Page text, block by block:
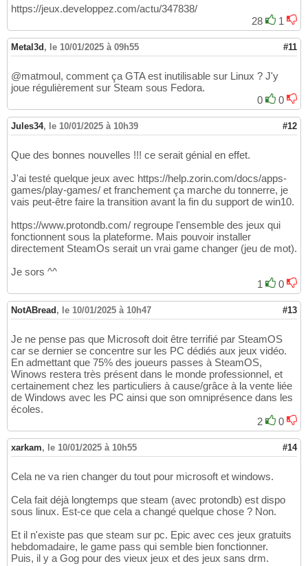
https://jeux.developpez.com/actu/347838/
28
1
Metal3d, le 10/01/2025 à 09h55 #11
@matmoul, comment ça GTA est inutilisable sur Linux ? J'y
joue régulièrement sur Steam sous Fedora.
0
0
Jules34, le 10/01/2025 à 10h39 #12
Que des bonnes nouvelles !!! ce serait génial en effet.
J'ai testé quelque jeux avec https://help.zorin.com/docs/apps-
games/play-games/ et franchement ça marche du tonnerre, je
vais peut-être faire la transition avant la fin du support de win10.
https://www.protondb.com/ regroupe l'ensemble des jeux qui
fonctionnent sous la plateforme. Mais pouvoir installer
directement SteamOs serait un vrai game changer (jeu de mot).
Je sors ^^
1
0
NotABread, le 10/01/2025 à 10h47 #13
Je ne pense pas que Microsoft doit être terrifié par SteamOS
car se dernier se concentre sur les PC dédiés aux jeux vidéo.
En admettant que 75% des joueurs passes à SteamOS,
Winows restera très présent dans le monde professionnel, et
certainement chez les particuliers à cause/grâce à la vente liée
de Windows avec les PC ainsi que son omniprésence dans les
écoles.
2
0
xarkam, le 10/01/2025 à 10h55 #14
Cela ne va rien changer du tout pour microsoft et windows.
Cela fait déjà longtemps que steam (avec protondb) est dispo
sous linux. Est-ce que cela a changé quelque chose ? Non.
Et il n'existe pas que steam sur pc. Epic avec ces jeux gratuits
hebdomadaire, le game pass qui semble bien fonctionner.
Puis, il y a Gog pour des vieux jeux et des jeux sans drm.